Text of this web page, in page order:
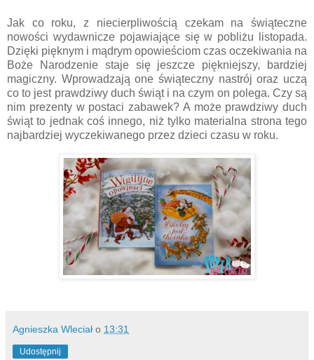
Jak co roku, z niecierpliwością czekam na świąteczne
nowości wydawnicze pojawiające się w pobliżu listopada.
Dzięki pięknym i mądrym opowieściom czas oczekiwania na
Boże Narodzenie staje się jeszcze piękniejszy, bardziej
magiczny. Wprowadzają one świąteczny nastrój oraz uczą
co to jest prawdziwy duch świąt i na czym on polega. Czy są
nim prezenty w postaci zabawek? A może prawdziwy duch
świąt to jednak coś innego, niż tylko materialna strona tego
najbardziej wyczekiwanego przez dzieci czasu w roku.
Agnieszka Wleciał o 13:31
Udostępnij